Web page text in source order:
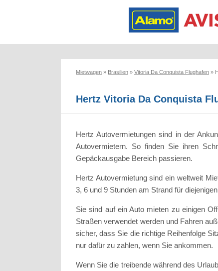
Mietwagen » Brasilien » Vitoria Da Conquista Flughafen »
Hertz Vitoria Da Conquista
Hertz Autovermietungen sind in der
Autovermietern. So finden Sie ihren
Gepäckausgabe Bereich passieren.
Hertz Autovermietung sind ein weltweit
3, 6 und 9 Stunden am Strand für
Sie sind auf ein Auto mieten zu einigen
Straßen verwendet werden und Fahren
sicher, dass Sie die richtige Reihenfolge
nur dafür zu zahlen, wenn Sie ankommen.
Wenn Sie die treibende während des